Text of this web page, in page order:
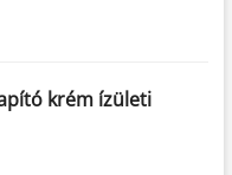
krém ízületi